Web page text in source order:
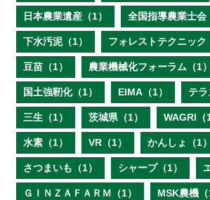
日本農業遺産（1） 全国指導農業士会
下水汚泥（1） フォレストテクニック
豆苗（1） 農業機械化フォーラム（1）
国土強靭化（1） EIMA（1） テラ
三生（1） 茨城県（1） WAGRI（1
水素（1） VR（1） かんしょ（1）
さつまいも（1） シャープ（1）
ＧＩＮＺＡＦＡＲＭ（1） MSK農機（